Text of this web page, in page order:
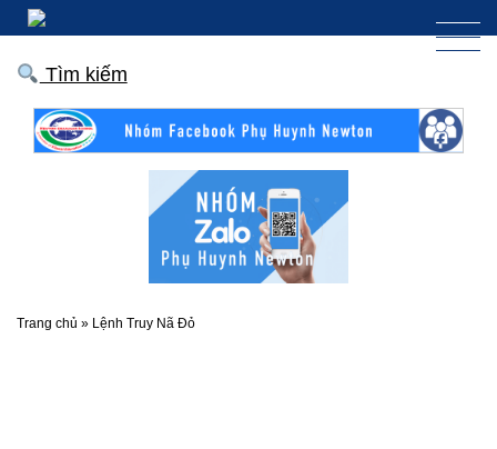
Tìm kiếm
Trang chủ » Lệnh Truy Nã Đỏ